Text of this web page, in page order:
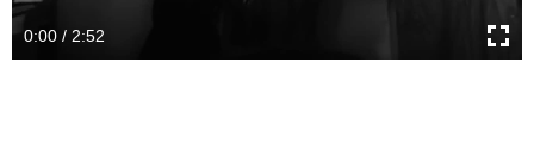
0:00 / 2:52